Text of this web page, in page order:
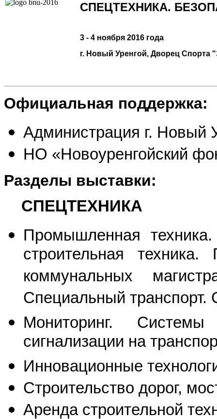
СПЕЦТЕХНИКА.
3 - 4 ноября 2016 года
г. Новый Уренгой, Дворец Спорта
Официальная поддержка:
Администрация г. Новый
НО «Новоуренгойский
Разделы выставки:
СПЕЦТЕХНИКА
Промышленная
строительная
коммунальных
Специальный транспорт.
Мониторинг.
сигнализации на
Инновационные
Строительство дорог,
Аренда строительной